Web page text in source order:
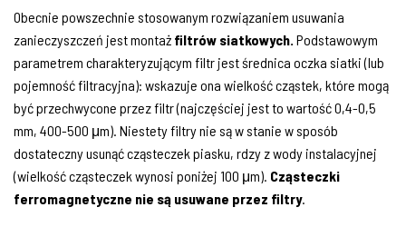
Obecnie powszechnie stosowanym rozwiązaniem usuwania
zanieczyszczeń jest montaż filtrów siatkowych. Podstawowym
parametrem charakteryzującym filtr jest średnica oczka siatki (lub
pojemność filtracyjna): wskazuje ona wielkość cząstek, które mogą
być przechwycone przez filtr (najczęściej jest to wartość 0,4-0,5
mm, 400-500 μm). Niestety filtry nie są w stanie w sposób
dostateczny usunąć cząsteczek piasku, rdzy z wody instalacyjnej
(wielkość cząsteczek wynosi poniżej 100 μm). Cząsteczki
ferromagnetyczne nie są usuwane przez filtry.